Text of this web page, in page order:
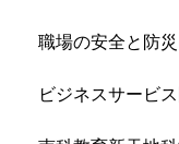
職場の安全と防
ビジネスサービ